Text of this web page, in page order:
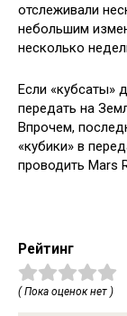
отслеживали
небольшим
несколько
Если «кубсаты»
передать на
Впрочем,
«кубики» в
проводить Mars
Рейтинг
( Пока оценок нет )